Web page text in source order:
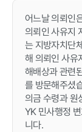
어느날 의뢰인
의뢰인 사유지
는 지방자치단
해 의뢰인 사유
해배상과 관련
를 방문해주셨
의금 수령과 원
YK 민사행정
니다.